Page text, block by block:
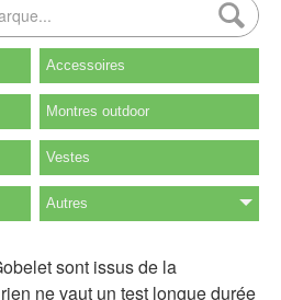
Accessoires
Montres outdoor
Vestes
Autres
sont issus de la
ne vaut un test longue durée